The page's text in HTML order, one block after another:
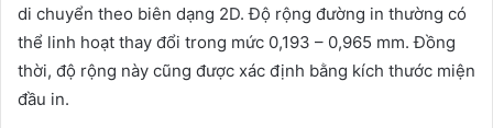
di chuyển theo biên dạng 2D. Độ rộng đường in thường có
thể linh hoạt thay đổi trong mức 0,193 – 0,965 mm. Đồng
thời, độ rộng này cũng được xác định bằng kích thước miện
đầu in.